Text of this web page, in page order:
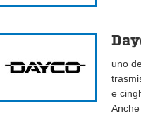
uno
e